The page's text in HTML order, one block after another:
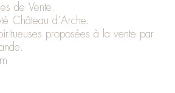
de Vente.
Château d'Arche.
proposées à la vente par